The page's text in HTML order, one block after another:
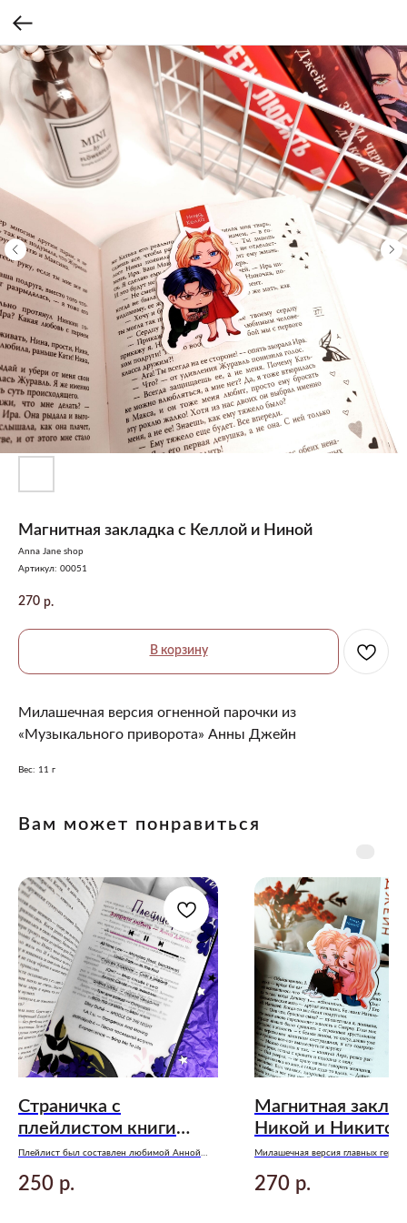
Магнитная закладка с Келлой и Ниной
Anna Jane shop
Артикул: 00051
270 р.
В корзину
Милашечная версия огненной парочки из
«Музыкального приворота» Анны Джейн
Вес: 11 г
Вам может понравиться
Страничка с
плейлистом книги
«Запрети любить»
Плейлист был составлен любимой Анной
250 р.
Магнитная
Никой и Никитой
Милашечная версия главных
270 р.